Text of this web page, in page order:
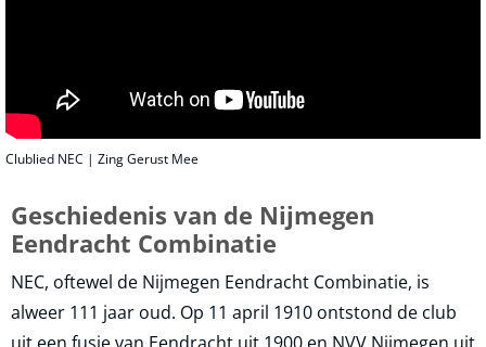
Clublied NEC | Zing Gerust Mee
Geschiedenis van de Nijmegen
Eendracht Combinatie
NEC, oftewel de Nijmegen Eendracht Combinatie, is
alweer 111 jaar oud. Op 11 april 1910 ontstond de club